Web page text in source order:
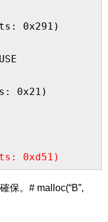
0x291)
0x21)
0xd51)
保。# malloc(“B”,